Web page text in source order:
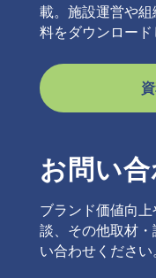
載。施設運営や
料をダウンロード
お問い
ブランド価値向
談、その他取材
い合わせください